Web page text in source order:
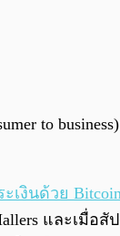
to
เงินด้วย
และเมื่อ